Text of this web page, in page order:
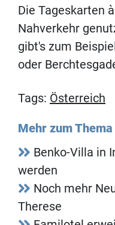
Die Tageskarten
Nahverkehr
gibt's zum
oder
Tags: Österreich
Mehr zum Thema
Benko-Villa in
werden
Noch mehr
Therese